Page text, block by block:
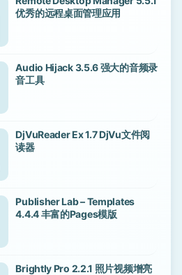
优秀的远程桌面管理应用
Audio Hijack 3.5.6 强大的音频录
音工具
DjVuReader Ex 1.7 DjVu文件阅
读器
Publisher Lab – Templates
4.4.4 丰富的Pages模版
Brightly Pro 2.2.1 照片视频增亮